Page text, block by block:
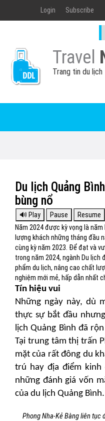
Login Subscribe
Travel
Trang tin du lịch
Du lịch Quảng
bùng nổ
Năm 2024 được kỳ vọng là
lượng khách những tháng đầu
cùng kỳ năm 2023. Để đạt và
trong năm 2024, ngành Du lịch
phẩm du lịch, nâng cao chất
nghiệm mới mẻ, hấp dẫn nhất
Tín hiệu vui
Những ngày này, dù
thực sự bắt đầu
lịch Quảng Bình đã
Tại trung tâm thị trấn
mặt của rất đông du
trú hay địa điểm kinh
những đánh giá vốn
của du lịch Quảng Bình.
Phong Nha-Kẻ Bàng liên